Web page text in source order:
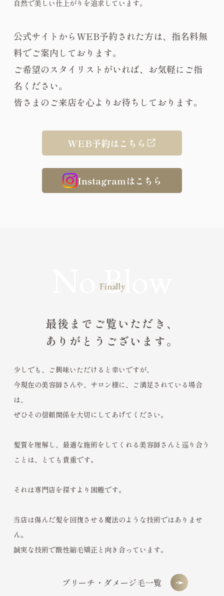
自然で美しい仕上がりを追求しています。
公式サイトからWEB予約された方は、指名料無
料でご案内しております。
ご希望のスタイリストがいれば、お気軽にご指
名ください。
皆さまのご来店を心よりお待ちしております。
WEB予約はこちら
Instagramはこちら
Finally
最後までご覧いただき、
ありがとうございます。
少しでも、ご興味いただけると幸いですが、
今現在の美容師さんや、サロン様に、ご満足されている場合
は、
ぜひその信頼関係を大切にしてあげてください。
髪質を理解し、最適な施術をしてくれる美容師さんと巡り合う
ことは、とても貴重です。
それは専門店を探すより困難です。
当店は傷んだ髪を回復させる魔法のような技術ではありませ
ん。
誠実な技術で酸性縮毛矯正と向き合っています。
ブリーチ・ダメージ毛一覧